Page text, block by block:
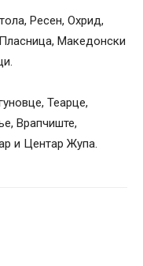
Ресен, Охрид,
Македонски
Теарце,
Врапчиште,
и Центар Жупа.